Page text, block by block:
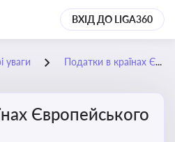
ВХІД ДО LIGA360
уваги Податки в країнах Європейського Союзу
Європейського